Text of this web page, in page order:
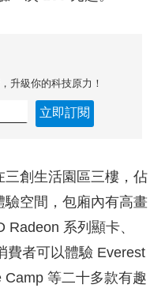
升級你的科技原力！
立即訂閱
三創生活園區三樓，佔
空間，包廂內有高畫
系列顯卡、
費者可以體驗 Everest
Camp 等二十多款有趣